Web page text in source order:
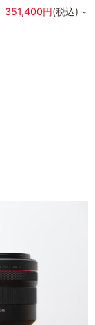
351,400円(税込)～